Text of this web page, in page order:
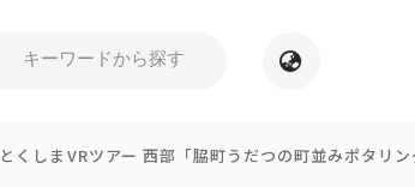
とくしまVRツアー 西部「脇町うだつの町並みポタリ